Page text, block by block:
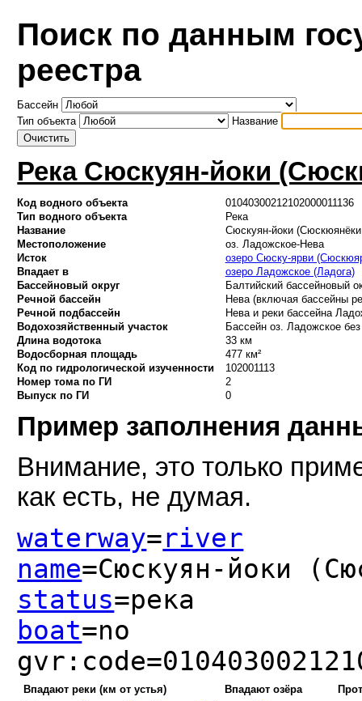
Поиск по данным
реестра
Бассейн
Тип объекта
Название
Река Сюскуян-йоки
Код водного объекта
01040300212102000011136
Тип водного объекта
Река
Название
Сюскуян-йоки
Местоположение
оз. Ладожское-Нева
Исток
озеро Сюску-ярви
Впадает в
озеро Ладожское (Ладога)
Бассейновый округ
Балтийский бассейновый
Речной бассейн
Нева (включая бассейны
Речной подбассейн
Нева и реки бассейна
Водохозяйственный участок
Бассейн оз. Ладожское
Длина водотока
33 км
Водосборная площадь
477 км²
Код по гидрологической изученности
102001113
Номер тома по ГИ
2
Выпуск по ГИ
0
Пример заполнения
Внимание, это только
как есть, не думая.
waterway=river
name=Сюскуян-йоки
status=река
boat=no
Впадают реки (км от устья) Впадают озёра